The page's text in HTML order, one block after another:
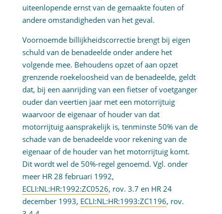
uiteenlopende ernst van de gemaakte fouten of
andere omstandigheden van het geval.
Voornoemde billijkheidscorrectie brengt bij eigen
schuld van de benadeelde onder andere het
volgende mee. Behoudens opzet of aan opzet
grenzende roekeloosheid van de benadeelde, geldt
dat, bij een aanrijding van een fietser of voetganger
ouder dan veertien jaar met een motorrijtuig
waarvoor de eigenaar of houder van dat
motorrijtuig aansprakelijk is, tenminste 50% van de
schade van de benadeelde voor rekening van de
eigenaar of de houder van het motorrijtuig komt.
Dit wordt wel de 50%-regel genoemd. Vgl. onder
meer HR 28 februari 1992,
ECLI:NL:HR:1992:ZC0526, rov. 3.7 en HR 24
december 1993, ECLI:NL:HR:1993:ZC1196, rov.